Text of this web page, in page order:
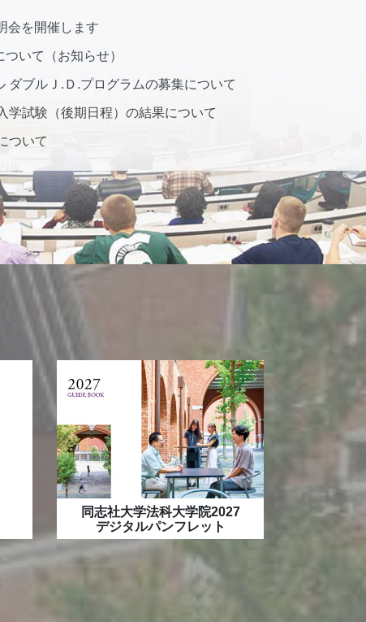
を開催します
いて（お知らせ）
ダブルＪ.Ｄ.プログラムの募集について
学試験（後期日程）の結果について
ついて
の結果について
生の最高裁判所裁判官任命に際して）
う事務室休室のお知らせ
、12月22日（月）（最終日消印有効）までです。
の追加合格について
究科への進学に関する説明会 12/2（火）ランチタイム12:25〜
明会を開催します
の結果について
学試験（前期日程）の第２次選考の結果について
学試験（前期日程）の第1次選考の結果について
同志社大学法科大学院2027
デジタルパンフレット